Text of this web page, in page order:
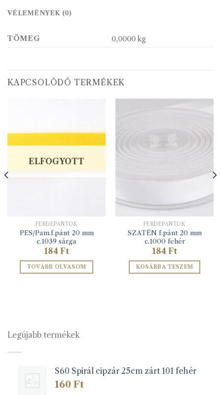
VÉLEMÉNYEK (0)
TÖMEG 0,0000 kg
KAPCSOLÓDÓ TERMÉKEK
ELFOGYOTT
FERDEPÁNTOK
PES/Pam.f.pánt 20 mm
c.1039 sárga
184 Ft
TOVÁBB OLVASOM
FERDEPÁNTOK
SZATÉN f.pánt 20 mm
c.1000 fehér
184 Ft
KOSÁRBA TESZEM
Legújabb termékek
S60 Spirál cipzár 25cm zárt 101 fehér
160 Ft